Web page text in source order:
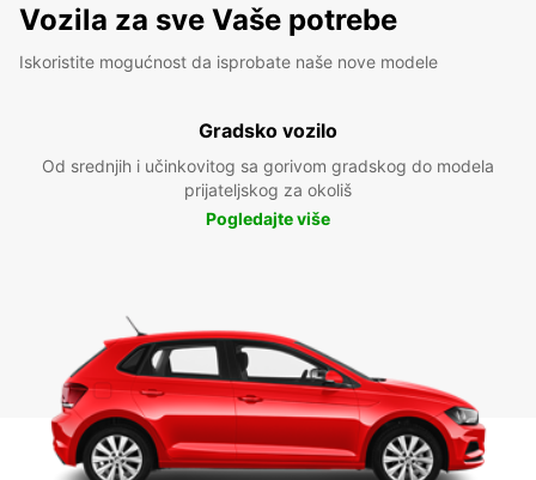
Vozila za sve Vaše potrebe
Iskoristite mogućnost da isprobate naše nove modele
Gradsko vozilo
Od srednjih i učinkovitog sa gorivom gradskog do modela
prijateljskog za okoliš
Pogledajte više